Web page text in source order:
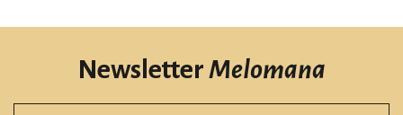
NewsletterMelomana